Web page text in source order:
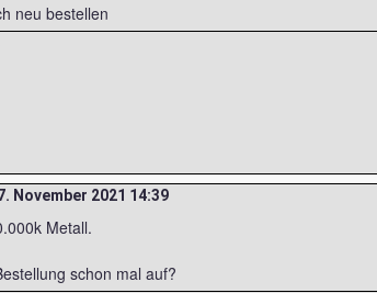
neu bestellen
November 2021 14:39
Metall.
schon mal auf?